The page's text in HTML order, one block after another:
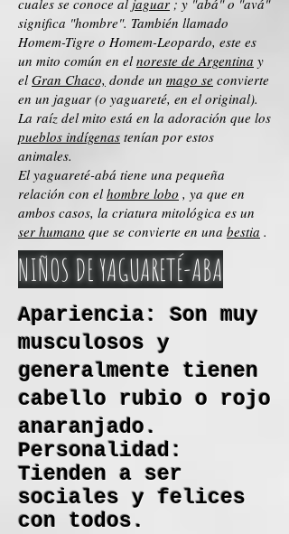
cuales se conoce al jaguar ; y "abá" o "avá"
significa "hombre". También llamado
Homem-Tigre o Homem-Leopardo, este es
un mito común en el noreste de Argentina y
el Gran Chaco, donde un mago se convierte
en un jaguar (o yaguareté, en el original).
La raíz del mito está en la adoración que los
pueblos indígenas tenían por estos
animales.
El yaguareté-abá tiene una pequeña
relación con el hombre lobo , ya que en
ambos casos, la criatura mitológica es un
ser humano que se convierte en una bestia .
NIÑOS DE YAGUARETÉ-ABA
Apariencia: Son muy
musculosos y
generalmente tienen
cabello rubio o rojo
anaranjado.
Personalidad:
Tienden a ser
sociales y felices
con todos.